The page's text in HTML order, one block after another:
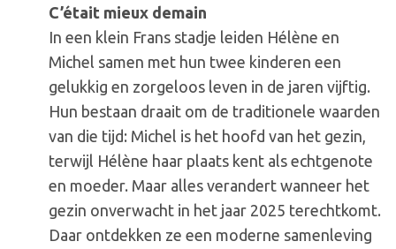
C’était
mieux
demain
–
Prosecco
Première
(Avond)
C’était mieux demain
In een klein Frans stadje leiden Hélène en
Michel samen met hun twee kinderen een
gelukkig en zorgeloos leven in de jaren vijftig.
Hun bestaan draait om de traditionele waarden
van die tijd: Michel is het hoofd van het gezin,
terwijl Hélène haar plaats kent als echtgenote
en moeder. Maar alles verandert wanneer het
gezin onverwacht in het jaar 2025 terechtkomt.
Daar ontdekken ze een moderne samenleving